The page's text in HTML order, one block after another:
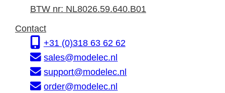
r
s
d
e
s
f
r
m
a
t
BTW nr: NL8026.59.640.B01
Contact
+31 (0)318 63 62 62
sales@modelec.nl
support@modelec.nl
order@modelec.nl